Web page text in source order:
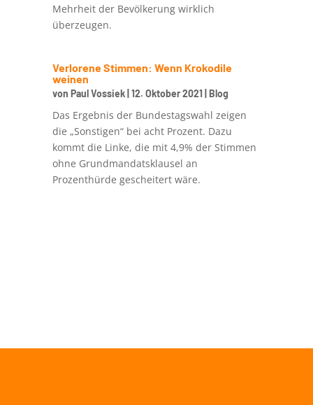
Mehrheit der Bevölkerung wirklich
überzeugen.
Verlorene Stimmen: Wenn Krokodile
weinen
von Paul Vossiek| 12. Oktober 2021| Blog
Das Ergebnis der Bundestagswahl zeigen
die „Sonstigen“ bei acht Prozent. Dazu
kommt die Linke, die mit 4,9% der Stimmen
ohne Grundmandatsklausel an
Prozenthürde gescheitert wäre.